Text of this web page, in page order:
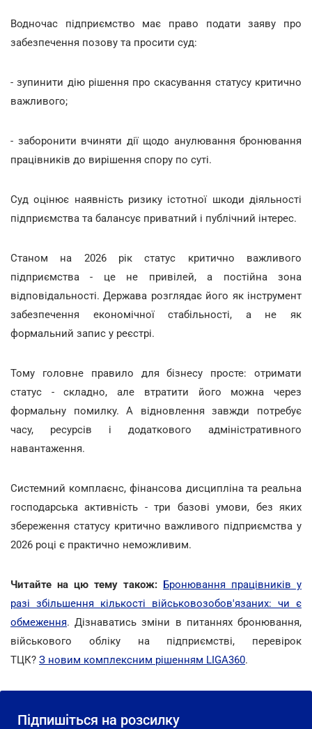
Водночас підприємство має право подати заяву про
забезпечення позову та просити суд:
- зупинити дію рішення про скасування статусу критично
важливого;
- заборонити вчиняти дії щодо анулювання бронювання
працівників до вирішення спору по суті.
Суд оцінює наявність ризику істотної шкоди діяльності
підприємства та балансує приватний і публічний інтерес.
Станом на 2026 рік статус критично важливого
підприємства - це не привілей, а постійна зона
відповідальності. Держава розглядає його як інструмент
забезпечення економічної стабільності, а не як
формальний запис у реєстрі.
Тому головне правило для бізнесу просте: отримати
статус - складно, але втратити його можна через
формальну помилку. А відновлення завжди потребує
часу, ресурсів і додаткового адміністративного
навантаження.
Системний комплаєнс, фінансова дисципліна та реальна
господарська активність - три базові умови, без яких
збереження статусу критично важливого підприємства у
2026 році є практично неможливим.
Читайте на цю тему також: Бронювання працівників у
разі збільшення кількості військовозобов'язаних: чи є
обмеження. Дізнаватись зміни в питаннях бронювання,
військового обліку на підприємстві, перевірок
ТЦК? З новим комплексним рішенням LIGA360.
Підпишіться на розсилку